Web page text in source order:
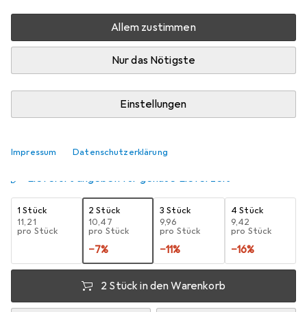
Allem zustimmen
Nur das Nötigste
Einstellungen
Impressum Datenschutzerklärung
Bewertungen
Zwischen Fr, 14.8. und Fr, 21.8. geliefert
8 Stück an Lager beim Lieferanten
Lieferort angeben für genaue Lieferzeit
1 Stück
EUR
11,21
pro Stück
2 Stück
EUR
10,47
pro Stück
−7%
3 Stück
EUR
9,96
pro Stück
−11%
4 Stück
EUR
9,42
pro Stück
−16%
2 Stück in den Warenkorb